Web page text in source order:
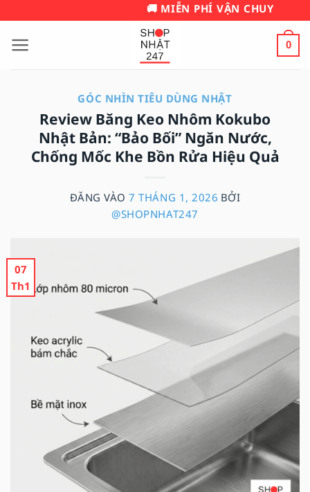
qua
nội
🚚 MIỄN PHÍ VẬN CHUYỂN 📞:
0
GÓC NHÌN TIÊU DÙNG NHẬT
Review Băng Keo Nhôm Kokubo
Nhật Bản: “Bảo Bối” Ngăn Nước,
Chống Mốc Khe Bồn Rửa Hiệu Quả
ĐĂNG VÀO7 THÁNG 1, 2026 BỞI
@SHOPNHAT247
07
Th1